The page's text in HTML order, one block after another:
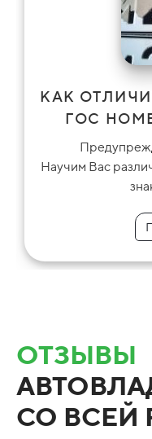
КАК
ГОС
Научим Вас
ОТЗЫВЫ
СО ВСЕЙ